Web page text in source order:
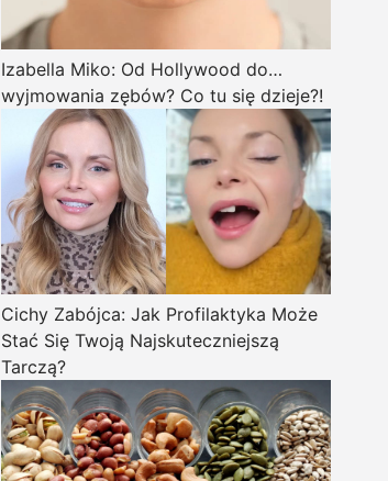
Izabella Miko: Od Hollywood do…
wyjmowania zębów? Co tu się dzieje?!
Cichy Zabójca: Jak Profilaktyka Może
Stać Się Twoją Najskuteczniejszą
Tarczą?